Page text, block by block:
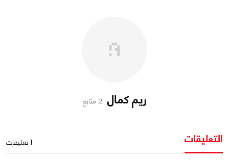
ريم كمال 2 متابع
التعليقات 1 تعليقات